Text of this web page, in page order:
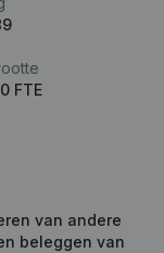
0 FTE
van andere
beleggen van